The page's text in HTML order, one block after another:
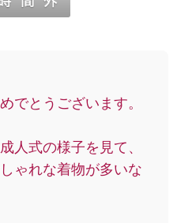
でとうございます。
人式の様子を見て、
ゃれな着物が多いな